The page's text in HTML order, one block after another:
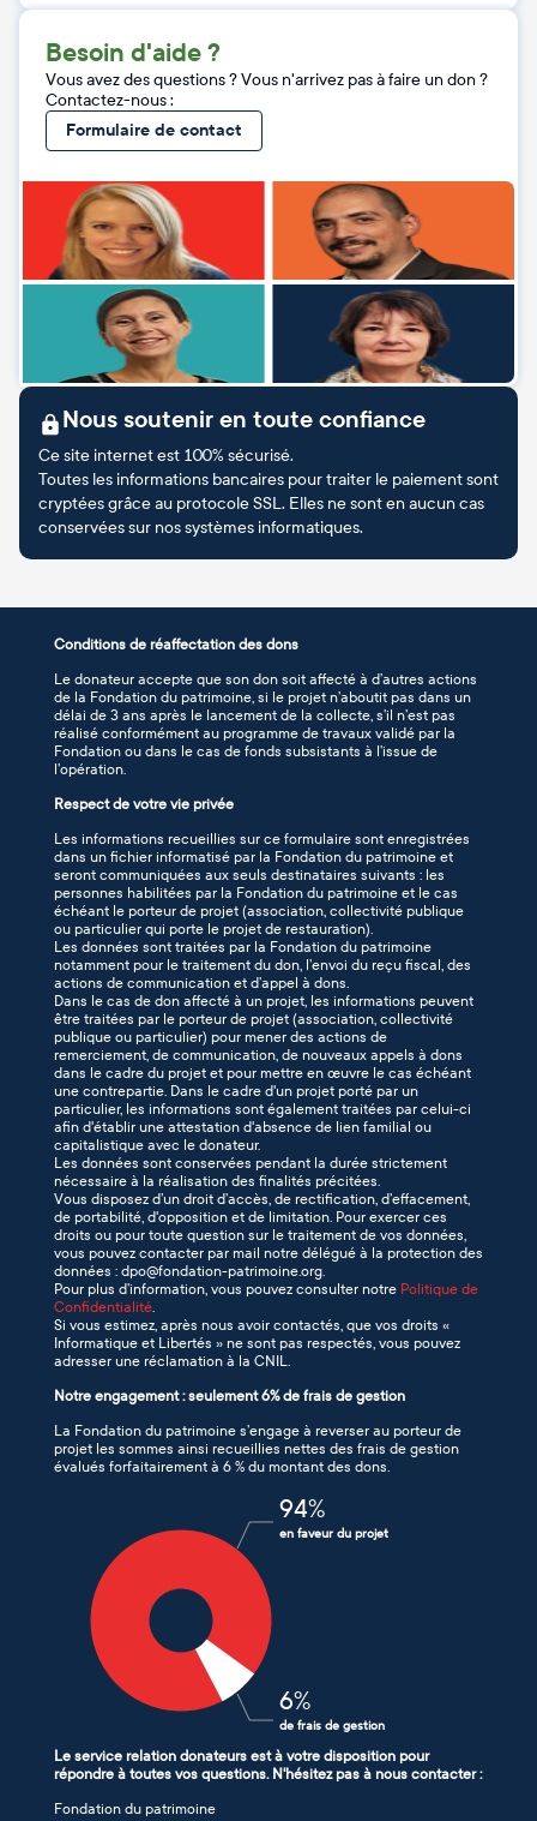
Besoin d'aide ?
Vous avez des questions ? Vous n'arrivez pas à faire un don ?
Contactez-nous :
Formulaire de contact
Nous soutenir en toute confiance
Ce site internet est 100% sécurisé.
Toutes les informations bancaires pour traiter le paiement sont
cryptées grâce au protocole SSL. Elles ne sont en aucun cas
conservées sur nos systèmes informatiques.
Conditions de réaffectation des dons
Le donateur accepte que son don soit affecté à d’autres actions
de la Fondation du patrimoine, si le projet n’aboutit pas dans un
délai de 3 ans après le lancement de la collecte, s’il n’est pas
réalisé conformément au programme de travaux validé par la
Fondation ou dans le cas de fonds subsistants à l’issue de
l’opération.
Respect de votre vie privée
Les informations recueillies sur ce formulaire sont enregistrées
dans un fichier informatisé par la Fondation du patrimoine et
seront communiquées aux seuls destinataires suivants : les
personnes habilitées par la Fondation du patrimoine et le cas
échéant le porteur de projet (association, collectivité publique
ou particulier qui porte le projet de restauration).
Les données sont traitées par la Fondation du patrimoine
notamment pour le traitement du don, l’envoi du reçu fiscal, des
actions de communication et d’appel à dons.
Dans le cas de don affecté à un projet, les informations peuvent
être traitées par le porteur de projet (association, collectivité
publique ou particulier) pour mener des actions de
remerciement, de communication, de nouveaux appels à dons
dans le cadre du projet et pour mettre en œuvre le cas échéant
une contrepartie. Dans le cadre d'un projet porté par un
particulier, les informations sont également traitées par celui-ci
afin d'établir une attestation d'absence de lien familial ou
capitalistique avec le donateur.
Les données sont conservées pendant la durée strictement
nécessaire à la réalisation des finalités précitées.
Vous disposez d’un droit d’accès, de rectification, d’effacement,
de portabilité, d'opposition et de limitation. Pour exercer ces
droits ou pour toute question sur le traitement de vos données,
vous pouvez contacter par mail notre délégué à la protection des
données : dpo@fondation-patrimoine.org.
Pour plus d’information, vous pouvez consulter notre Politique de
Confidentialité.
Si vous estimez, après nous avoir contactés, que vos droits «
Informatique et Libertés » ne sont pas respectés, vous pouvez
adresser une réclamation à la CNIL.
Notre engagement : seulement 6% de frais de gestion
La Fondation du patrimoine s’engage à reverser au porteur de
projet les sommes ainsi recueillies nettes des frais de gestion
évalués forfaitairement à 6 % du montant des dons.
94%
en faveur du projet
6%
de frais de gestion
Le service relation donateurs est à votre disposition pour
répondre à toutes vos questions. N'hésitez pas à nous contacter :
Fondation du patrimoine